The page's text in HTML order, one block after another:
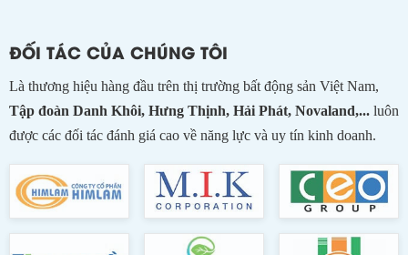
ĐỐI TÁC CỦA CHÚNG TÔI
Là thương hiệu hàng đầu trên thị trường bất động sản Việt Nam,
Tập đoàn Danh Khôi, Hưng Thịnh, Hải Phát, Novaland,... luôn
được các đối tác đánh giá cao về năng lực và uy tín kinh doanh.